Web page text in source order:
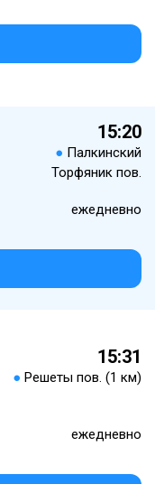
15:20
● Палкинский
Торфяник пов.
ежедневно
15:31
● Решеты пов. (1 км)
ежедневно